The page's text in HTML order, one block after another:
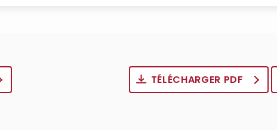
TÉLÉCHARGER PDF